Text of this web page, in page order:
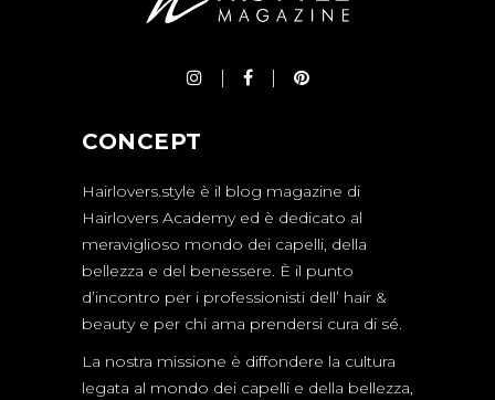
CONCEPT
Hairlovers.style è il blog magazine di
Hairlovers Academy ed è dedicato al
meraviglioso mondo dei capelli, della
bellezza e del benessere. È il punto
d’incontro per i professionisti dell’ hair &
beauty e per chi ama prendersi cura di sé.
La nostra missione è diffondere la cultura
legata al mondo dei capelli e della bellezza,